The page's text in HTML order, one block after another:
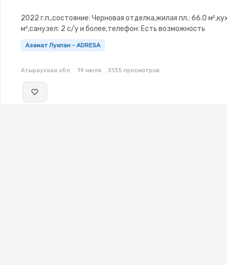
2022 г.п.,состояние: Черновая отделка,жилая пл.: 66.0
м²,санузел: 2 с/у и более,телефон: Есть возможность
подключения,интернет: Оптика,Пустая,Пустая,потолки:
Паркинг,Сигнализация,Видеонаблюдение,Видеодомофон
Азамат Лукпан - ADRESA
Атырауская обл. 19 июля 3135 просмотров